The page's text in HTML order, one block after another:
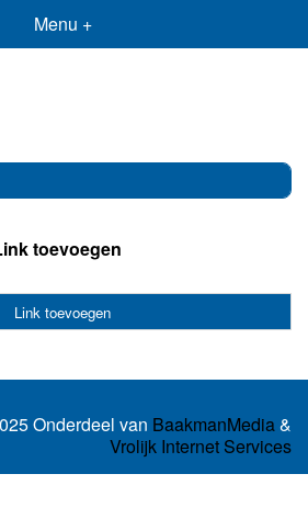
Menu +
toevoegen
Link toevoegen
Onderdeel van BaakmanMedia&
Vrolijk Internet Services